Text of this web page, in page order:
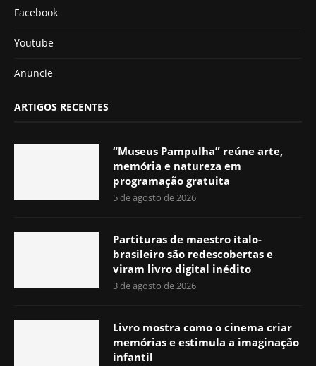
Facebook
Youtube
Anuncie
ARTIGOS RECENTES
“Museus Pampulha” reúne arte,
memória e natureza em
programação gratuita
5 de agosto de 2026
Partituras de maestro ítalo-
brasileiro são redescobertas e
viram livro digital inédito
3 de agosto de 2026
Livro mostra como o cinema criar
memórias e estimula a imaginação
infantil